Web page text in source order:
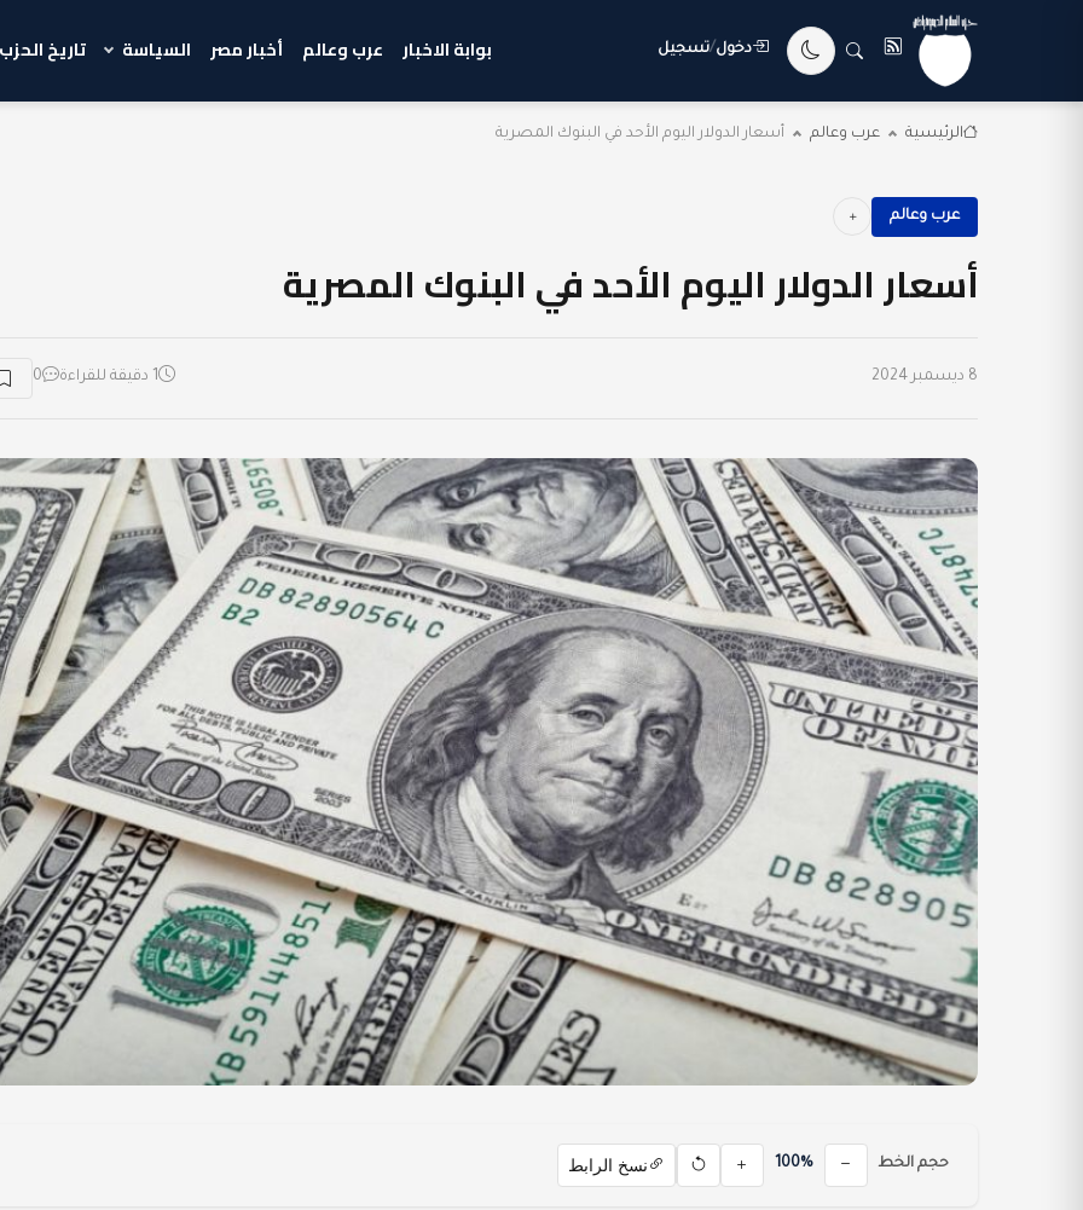
دخول/تسجيل بوابة الاخبار عرب وعالم أخبار مصر السياسة تاريخ الحزب
الرئيسية عرب وعالم أسعار الدولار اليوم الأحد في البنوك المصرية
عرب وعالم
أسعار الدولار اليوم الأحد في البنوك المصرية
8 ديسمبر 2024 1 دقيقة للقراءة 0
حجم الخط 100% نسخ الرابط